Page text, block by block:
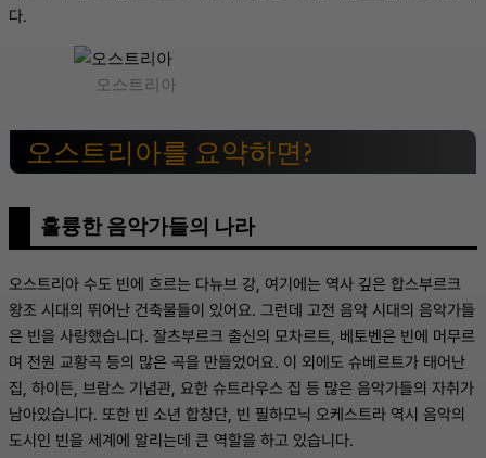
다.
오스트리아
오스트리아를 요약하면?
훌륭한 음악가들의 나라
오스트리아 수도 빈에 흐르는 다뉴브 강, 여기에는 역사 깊은 합스부르크
왕조 시대의 뛰어난 건축물들이 있어요. 그런데 고전 음악 시대의 음악가들
은 빈을 사랑했습니다. 잘츠부르크 출신의 모차르트, 베토벤은 빈에 머무르
며 전원 교황곡 등의 많은 곡을 만들었어요. 이 외에도 슈베르트가 태어난
집, 하이든, 브람스 기념관, 요한 슈트라우스 집 등 많은 음악가들의 자취가
남아있습니다. 또한 빈 소년 합창단, 빈 필하모닉 오케스트라 역시 음악의
도시인 빈을 세계에 알리는데 큰 역할을 하고 있습니다.